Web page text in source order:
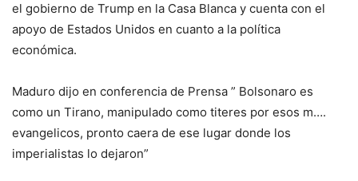
el gobierno de Trump en la Casa Blanca y cuenta con el
apoyo de Estados Unidos en cuanto a la política
económica.
Maduro dijo en conferencia de Prensa ” Bolsonaro es
como un Tirano, manipulado como titeres por esos m….
evangelicos, pronto caera de ese lugar donde los
imperialistas lo dejaron”